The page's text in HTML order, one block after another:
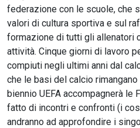
federazione con le scuole, che
valori di cultura sportiva e sul
formazione di tutti gli allenatori
attività. Cinque giorni di lavoro
compiuti negli ultimi anni dal
che le basi del calcio
biennio UEFA accompagnerà le
fatto di incontri e confronti (i
andranno ad approfondire i